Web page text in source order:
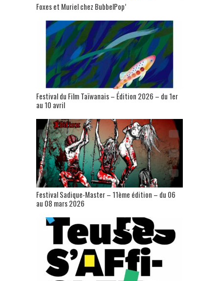
Foxes et Muriel chez BubbelPop’
Festival du Film Taïwanais – Édition 2026 – du 1er
au 10 avril
Festival Sadique-Master – 11ème édition – du 06
au 08 mars 2026